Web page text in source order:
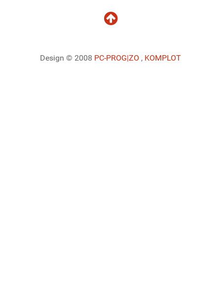
Design © 2008 PC-PROG|ZO , KOMPLOT